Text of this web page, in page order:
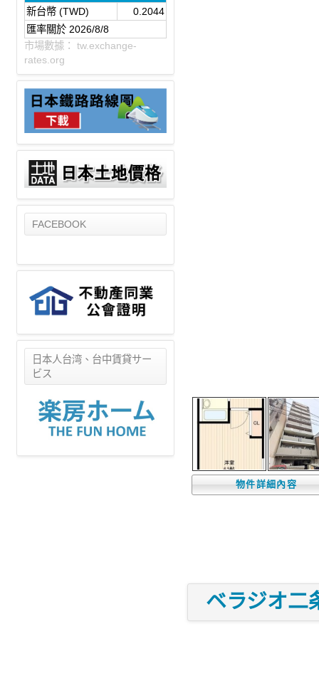
物件詳細內容
ベラジオ二
新台幣 (TWD)
0.2044
匯率關於 2026/8/8
市場數據： tw.exchange-
rates.org
FACEBOOK
日本人台湾、台中賃貸サー
ビス